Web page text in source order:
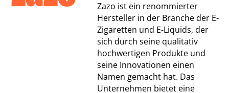
Zazo ist ein renommierter
Hersteller in der Branche der E-
Zigaretten und E-Liquids, der
sich durch seine qualitativ
hochwertigen Produkte und
seine Innovationen einen
Namen gemacht hat. Das
Unternehmen bietet eine